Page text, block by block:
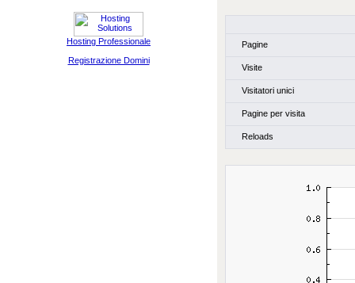
Hosting Professionale
Registrazione Domini
Pagine
Visite
Visitatori unici
Pagine per visita
Reloads